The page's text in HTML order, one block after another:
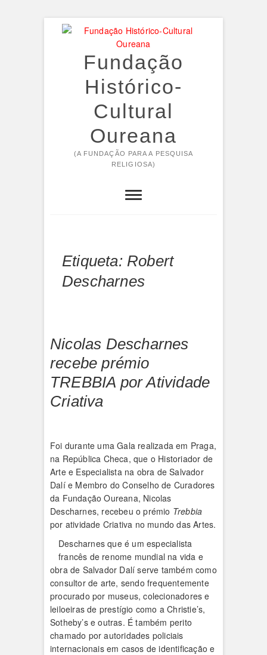
Fundação
Histórico-
Cultural
Oureana
(A FUNDAÇÃO PARA A PESQUISA
RELIGIOSA)
Etiqueta: Robert
Descharnes
Nicolas Descharnes
recebe prémio
TREBBIA por Atividade
Criativa
Foi durante uma Gala realizada em Praga,
na República Checa, que o Historiador de
Arte e Especialista na obra de Salvador
Dalí e Membro do Conselho de Curadores
da Fundação Oureana, Nicolas
Descharnes, recebeu o prémio Trebbia
por atividade Criativa no mundo das Artes.
Descharnes que é um especialista
francês de renome mundial na vida e
obra de Salvador Dalí serve também como
consultor de arte, sendo frequentemente
procurado por museus, colecionadores e
leiloeiras de prestígio como a Christie’s,
Sotheby’s e outras. É também perito
chamado por autoridades policiais
internacionais em casos de identificação e